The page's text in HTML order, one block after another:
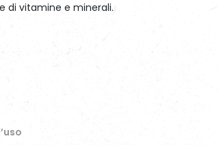
di vitamine e minerali.